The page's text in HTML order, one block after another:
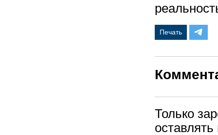
Печать
Только